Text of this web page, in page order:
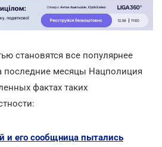
становятся все популярнее
последние месяцы Нацполиция
фактах таких
и его сообщница пытались